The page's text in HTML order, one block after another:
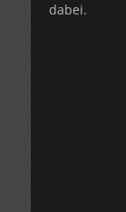
dabei.